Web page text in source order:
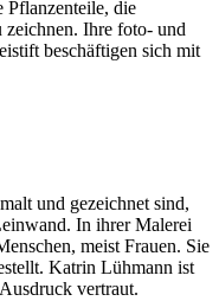
Pflanzenteile, die
Ihre foto- und
beschäftigen sich mit
und gezeichnet sind,
In ihrer Malerei
meist Frauen. Sie
Katrin Lühmann ist
vertraut.